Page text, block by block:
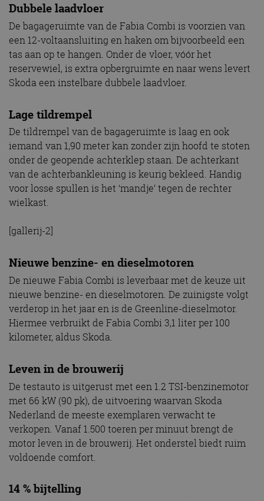
Dubbele laadvloer
De bagageruimte van de Fabia Combi is voorzien van
een 12-voltaansluiting en haken om bijvoorbeeld een
tas aan op te hangen. Onder de vloer, vóór het
reservewiel, is extra opbergruimte en naar wens levert
Skoda een instelbare dubbele laadvloer.
Lage tildrempel
De tildrempel van de bagageruimte is laag en ook
iemand van 1,90 meter kan zonder zijn hoofd te stoten
onder de geopende achterklep staan. De achterkant
van de achterbankleuning is keurig bekleed. Handig
voor losse spullen is het ‘mandje’ tegen de rechter
wielkast.
[gallerij-2]
Nieuwe benzine- en dieselmotoren
De nieuwe Fabia Combi is leverbaar met de keuze uit
nieuwe benzine- en dieselmotoren. De zuinigste volgt
verderop in het jaar en is de Greenline-dieselmotor.
Hiermee verbruikt de Fabia Combi 3,1 liter per 100
kilometer, aldus Skoda.
Leven in de brouwerij
De testauto is uitgerust met een 1.2 TSI-benzinemotor
met 66 kW (90 pk), de uitvoering waarvan Skoda
Nederland de meeste exemplaren verwacht te
verkopen. Vanaf 1.500 toeren per minuut brengt de
motor leven in de brouwerij. Het onderstel biedt ruim
voldoende comfort.
14 % bijtelling